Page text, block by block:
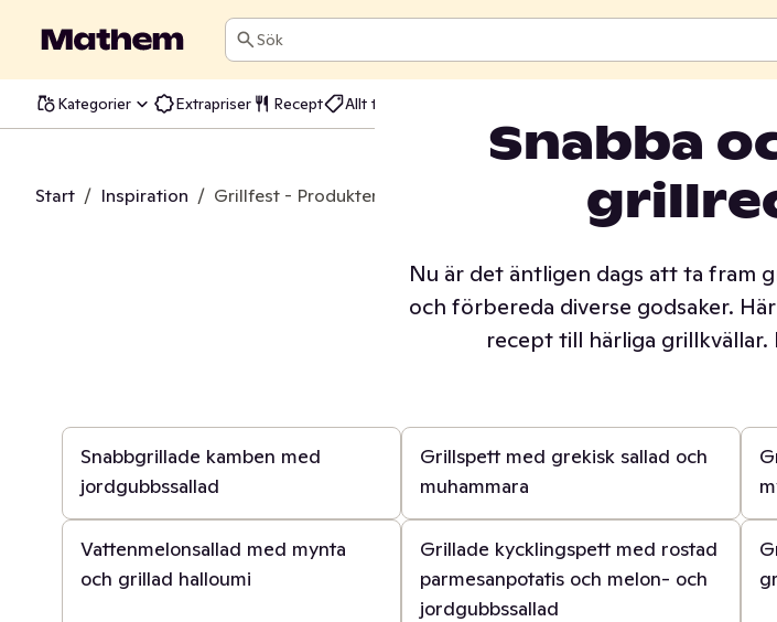
Sök
Kategorier Extrapriser Recept Allt till kräftskivan
Start / Inspiration / Grillfest - Produkter och recept till grillkvällen
Snabba
Nu är det äntligen dags att ta fram
och förbereda diverse godsaker.
recept till härliga grillkvällar.
Snabbgrillade kamben med
jordgubbssallad
Grillspett med grekisk sallad och
muhammara
20 min
Vattenmelonsallad med mynta
och grillad halloumi
1 t
Grillade kycklingspett med rostad
parmesanpotatis och melon- och
jordgubbssallad